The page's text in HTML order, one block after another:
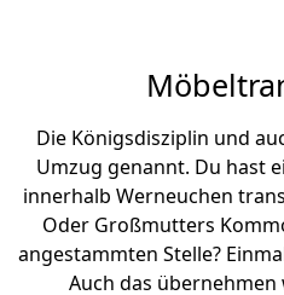
Die Königsdisziplin und
Umzug genannt. Du hast
innerhalb Werneuchen
Oder Großmutters
angestammten Stelle?
Auch das